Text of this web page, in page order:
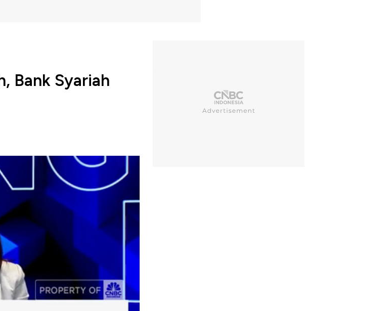
Bank Syariah
(BBTN) atau BTNmenggelar
rangka aksi korporasi spin-off unit
Indonesia (Selasa 18/11/2025)